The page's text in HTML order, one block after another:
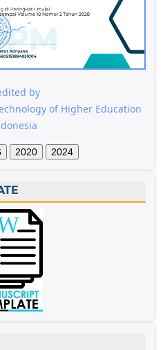
by
of Higher Education
2020 2024